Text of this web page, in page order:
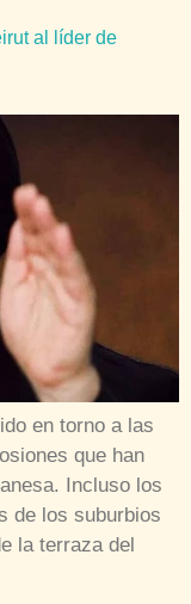
al líder de
en torno a las
que han
Incluso los
de los suburbios
la terraza del